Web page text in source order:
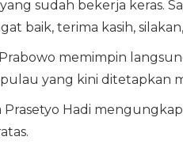
sudah bekerja keras.
baik, terima kasih,
memimpin
yang kini ditetapkan
Hadi